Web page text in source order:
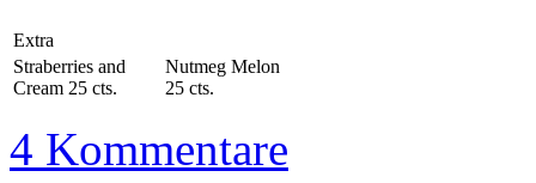
Extra
Straberries and
Cream 25 cts.
Nutmeg Melon
25 cts.
4 Kommentare